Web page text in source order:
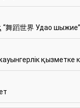
舞蹈世界 Удао
қызметке